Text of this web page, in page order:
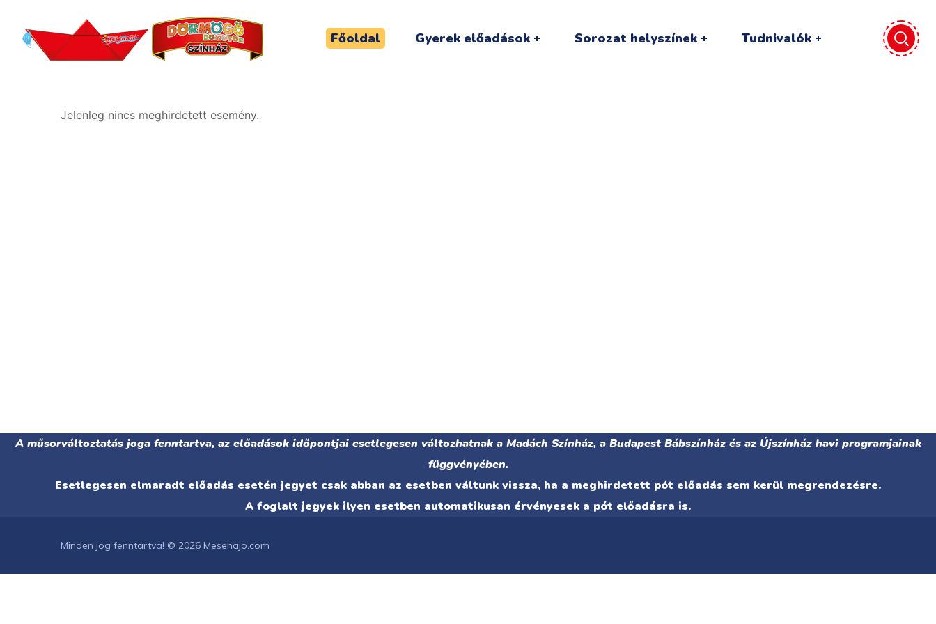
Főoldal Gyerek előadások Sorozat helyszínek Tudnivalók
Jelenleg nincs meghirdetett esemény.
A műsorváltoztatás joga fenntartva, az előadások időpontjai esetlegesen változhatnak a Madách Színház, a Budapest Bábszínház és az Újszínház havi programjainak
függvényében.
Esetlegesen elmaradt előadás esetén jegyet csak abban az esetben váltunk vissza, ha a meghirdetett pót előadás sem kerül megrendezésre.
A foglalt jegyek ilyen esetben automatikusan érvényesek a pót előadásra is.
Minden jog fenntartva! © 2026 Mesehajo.com